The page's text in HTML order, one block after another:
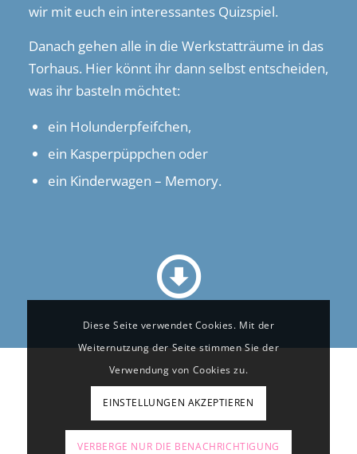
wir mit euch ein interessantes Quizspiel.
Danach gehen alle in die Werkstatträume in das
Torhaus. Hier könnt ihr dann selbst entscheiden,
was ihr basteln möchtet:
ein Holunderpfeifchen,
ein Kasperpüppchen oder
ein Kinderwagen – Memory.
Diese Seite verwendet Cookies. Mit der
Weiternutzung der Seite stimmen Sie der
Verwendung von Cookies zu.
EINSTELLUNGEN AKZEPTIEREN
VERBERGE NUR DIE BENACHRICHTIGUNG